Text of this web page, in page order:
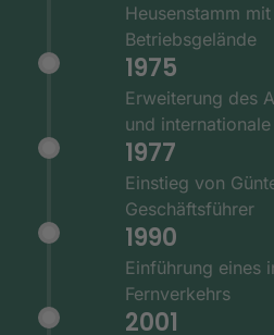
Heusenstamm
Betriebsgelände
1975
Erweiterung des
und
1977
Einstieg von
Geschäftsführer
1990
Einführung eines
Fernverkehrs
2001